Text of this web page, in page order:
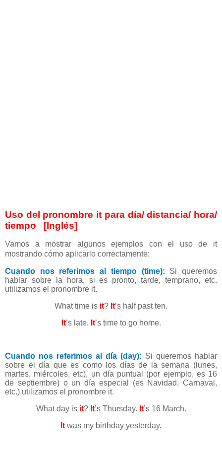
Uso del pronombre it para día/ distancia/ hora/
tiempo
[Inglés]
Vamos a mostrar algunos ejemplos con el uso de it
mostrando cómo aplicarlo correctamente:
Cuando nos referimos al tiempo (time): Si queremos
hablar sobre la hora, si es pronto, tarde, temprano, etc.
utilizamos el pronombre it.
What time is it? It’s half past ten.
It’s late. It’s time to go home.
Cuando nos referimos al día (day): Si queremos hablar
sobre el día que es como los días de la semana (lunes,
martes, miércoles, etc), un día puntual (por ejemplo, es 16
de septiembre) o un día especial (es Navidad, Carnaval,
etc.) utilizamos el pronombre it.
What day is it? It’s Thursday. It’s 16 March.
It was my birthday yesterday.